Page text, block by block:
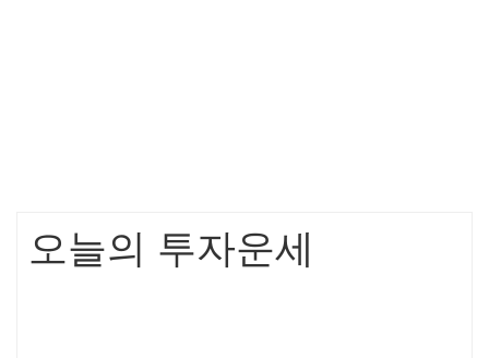
오늘의 투자운세